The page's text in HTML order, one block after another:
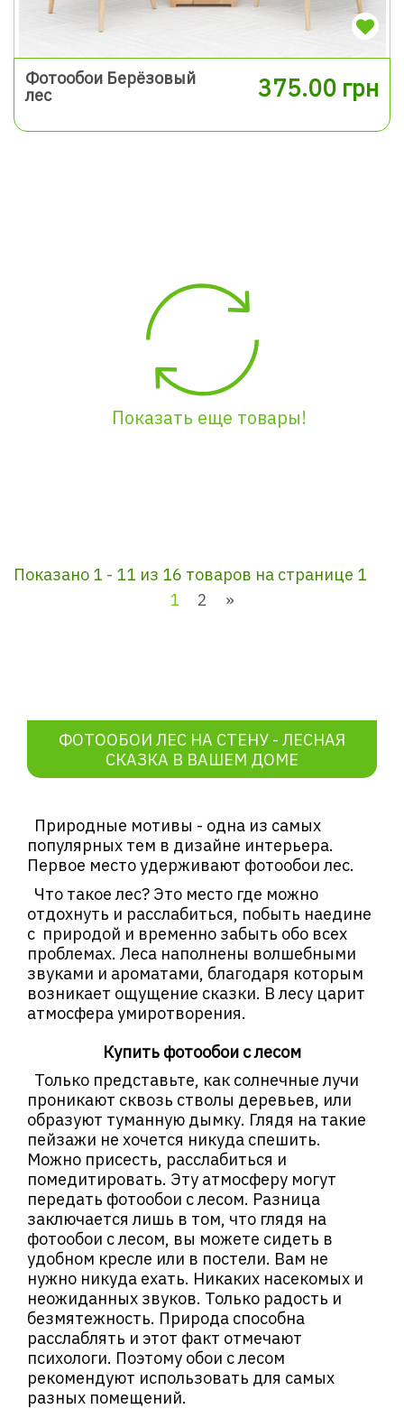
Фотообои Берёзовый
лес
375.00 грн
Показать еще товары!
Показано 1 - 11 из 16 товаров на странице 1
1
2 »
ФОТООБОИ ЛЕС НА СТЕНУ - ЛЕСНАЯ
СКАЗКА В ВАШЕМ ДОМЕ
Природные мотивы - одна из самых
популярных тем в дизайне интерьера.
Первое место удерживают фотообои лес.
Что такое лес? Это место где можно
отдохнуть и расслабиться, побыть наедине
с природой и временно забыть обо всех
проблемах. Леса наполнены волшебными
звуками и ароматами, благодаря которым
возникает ощущение сказки. В лесу царит
атмосфера умиротворения.
Купить фотообои с лесом
Только представьте, как солнечные лучи
проникают сквозь стволы деревьев, или
образуют туманную дымку. Глядя на такие
пейзажи не хочется никуда спешить.
Можно присесть, расслабиться и
помедитировать. Эту атмосферу могут
передать фотообои с лесом. Разница
заключается лишь в том, что глядя на
фотообои с лесом, вы можете сидеть в
удобном кресле или в постели. Вам не
нужно никуда ехать. Никаких насекомых и
неожиданных звуков. Только радость и
безмятежность. Природа способна
расслаблять и этот факт отмечают
психологи. Поэтому обои с лесом
рекомендуют использовать для самых
разных помещений.